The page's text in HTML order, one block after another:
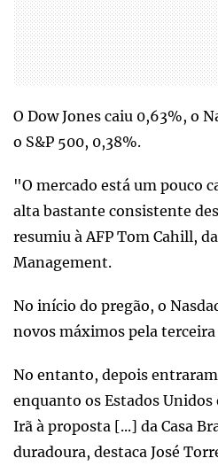
O Dow Jones caiu 0,63%, o
o S&P 500, 0,38%.
"O mercado está um pouco
alta bastante consistente
resumiu à AFP Tom Cahill,
Management.
No início do pregão, o
novos máximos pela terceira
No entanto, depois
enquanto os Estados Unidos
Irã à proposta [...] da Casa
duradoura, destaca José